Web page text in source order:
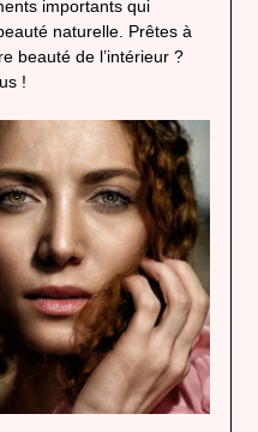
importants qui
naturelle. Prêtes à
beauté de l’intérieur ?
!